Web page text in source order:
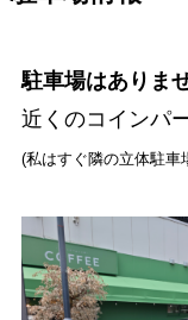
駐車場はありま
近くのコインパ
(私はすぐ隣の立体駐車